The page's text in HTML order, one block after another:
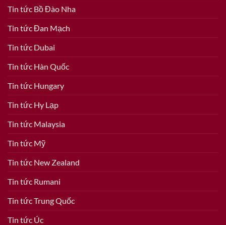
Tin tức Bồ Đào Nha
Tin tức Đan Mạch
Tin tức Dubai
Tin tức Hàn Quốc
Tin tức Hungary
Tin tức Hy Lạp
Tin tức Malaysia
Tin tức Mỹ
Tin tức New Zealand
Tin tức Rumani
Tin tức Trung Quốc
Tin tức Úc